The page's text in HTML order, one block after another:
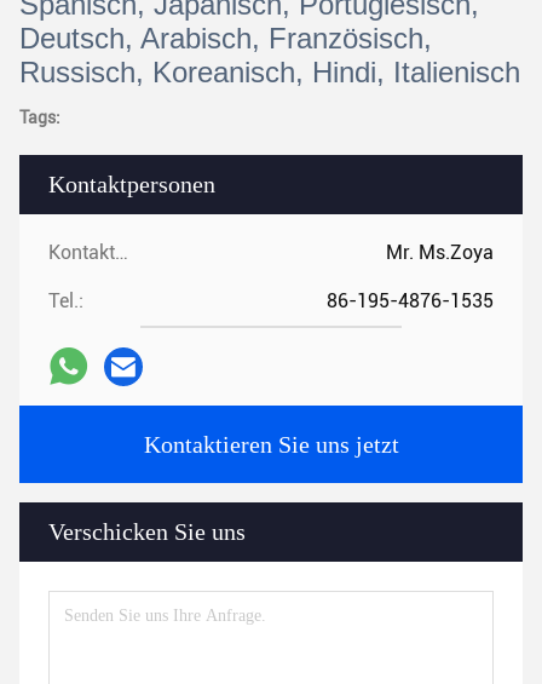
Kontaktpersonen
Kontaktpersonen: Mr. Ms.Zoya
Tel.: 86-195-4876-1535
Kontaktieren Sie uns jetzt
Verschicken Sie uns
Deutsch, Arabisch, Französisch,
Russisch, Koreanisch, Hindi, Italienisch
Tags: